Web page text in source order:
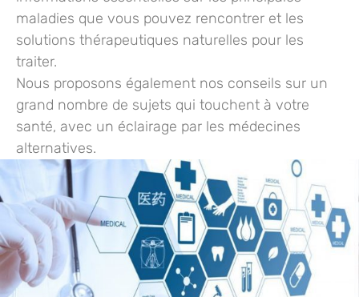
maladies que vous pouvez rencontrer et les
solutions thérapeutiques naturelles pour les
traiter.
Nous proposons également nos conseils sur un
grand nombre de sujets qui touchent à votre
santé, avec un éclairage par les médecines
alternatives.